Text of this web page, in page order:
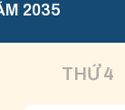
2035
THỨ 4